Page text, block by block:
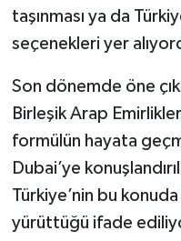
taşınması ya da
seçenekleri yer
Son dönemde öne
Birleşik Arap
formülün hayata
Dubai’ye
Türkiye’nin bu
yürüttüğü ifade